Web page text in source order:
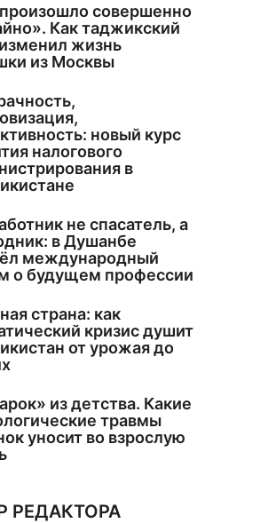
совершенно
Как таджикский
жизнь
из Москвы
новый курс
налогового
в
не спасатель, а
в Душанбе
международный
о будущем профессии
страна: как
кризис душит
от урожая до
из детства. Какие
травмы
уносит во взрослую
РЕДАКТОРА